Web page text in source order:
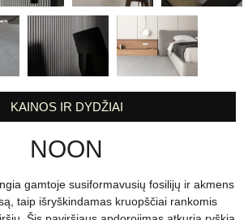
KAINOS IR DYDŽIAI
NOON
gamtoje susiformavusių fosilijų ir akmens
taip išryškindamas kruopščiai rankomis